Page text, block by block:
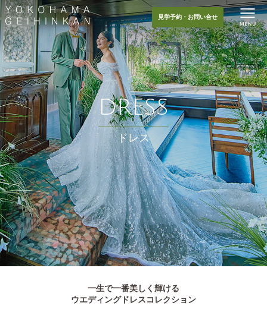
DRESS
ドレス
見学予約・お問い合せ
一生で一番美しく輝ける
ウエディングドレスコレクション